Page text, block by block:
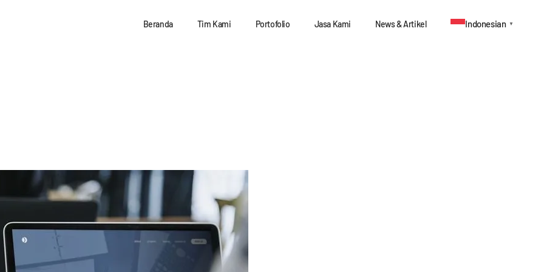
Beranda Tim Kami Portofolio Jasa Kami News & Artikel Indonesian ▼